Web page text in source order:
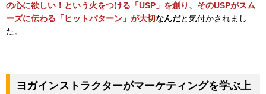
の心に欲しい！という火をつける「USP」を創り、そのUSPがスム
ーズに伝わる「ヒットパターン」が大切なんだと気付かされまし
た。
ヨガインストラクターがマーケティングを学ぶ上